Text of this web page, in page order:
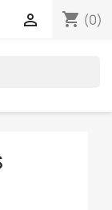
shopping_cart (0)
